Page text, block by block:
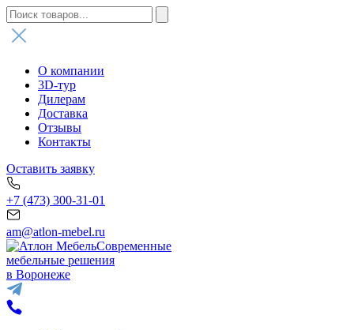
О компании
3D-тур
Дилерам
Доставка
Отзывы
Контакты
Оставить заявку
+7 (473) 300-31-01
am@atlon-mebel.ru
Современные
мебельные решения
в Воронеже